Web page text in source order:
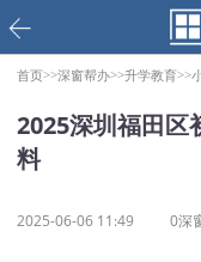
首页>>深窗帮办>>升学教育>>
2025深圳福田区
料
2025-06-06 11:49 0深